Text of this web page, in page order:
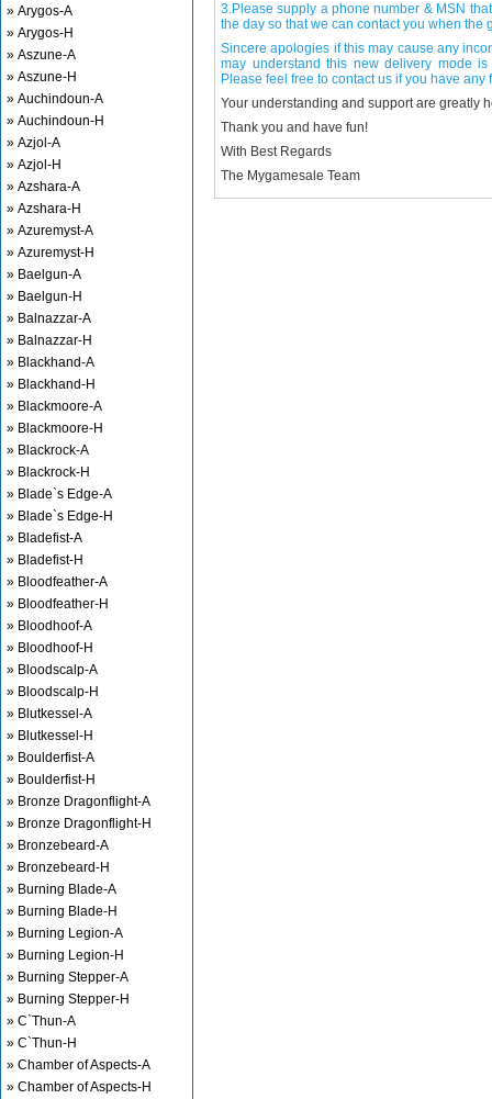
» Arygos-A
» Arygos-H
» Aszune-A
» Aszune-H
» Auchindoun-A
» Auchindoun-H
» Azjol-A
» Azjol-H
» Azshara-A
» Azshara-H
» Azuremyst-A
» Azuremyst-H
» Baelgun-A
» Baelgun-H
» Balnazzar-A
» Balnazzar-H
» Blackhand-A
» Blackhand-H
» Blackmoore-A
» Blackmoore-H
» Blackrock-A
» Blackrock-H
» Blade`s Edge-A
» Blade`s Edge-H
» Bladefist-A
» Bladefist-H
» Bloodfeather-A
» Bloodfeather-H
» Bloodhoof-A
» Bloodhoof-H
» Bloodscalp-A
» Bloodscalp-H
» Blutkessel-A
» Blutkessel-H
» Boulderfist-A
» Boulderfist-H
» Bronze Dragonflight-A
» Bronze Dragonflight-H
» Bronzebeard-A
» Bronzebeard-H
» Burning Blade-A
» Burning Blade-H
» Burning Legion-A
» Burning Legion-H
» Burning Stepper-A
» Burning Stepper-H
» C`Thun-A
» C`Thun-H
» Chamber of Aspects-A
» Chamber of Aspects-H
3.Please supply a phone number & MSN
the day so that we can contact you when the
Sincere apologies if this may cause any
may understand this new delivery mode
Please feel free to contact us if you have any
Your understanding and support are greatly
Thank you and have fun!
With Best Regards
The Mygamesale Team